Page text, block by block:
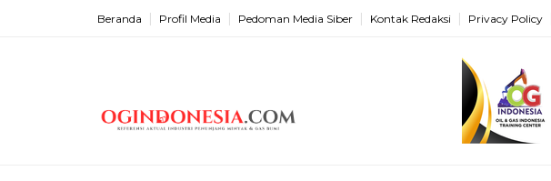
Beranda Profil Media Pedoman Media Siber Kontak Redaksi Privacy Policy